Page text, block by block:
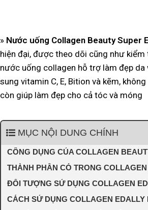
» Nước uống Collagen Beauty Super
hiện đại, được theo dõi cũng như
nước uống collagen hỗ trợ làm đẹp
sung vitamin C, E, Bition và kẽm,
còn giúp làm đẹp cho cả tóc và móng
MỤC NỘI DUNG CHÍNH
CÔNG DỤNG CỦA COLLAGEN
THÀNH PHẦN CÓ TRONG
ĐỐI TƯỢNG SỬ DỤNG COLLAGEN
CÁCH SỬ DỤNG COLLAGEN EDALLY